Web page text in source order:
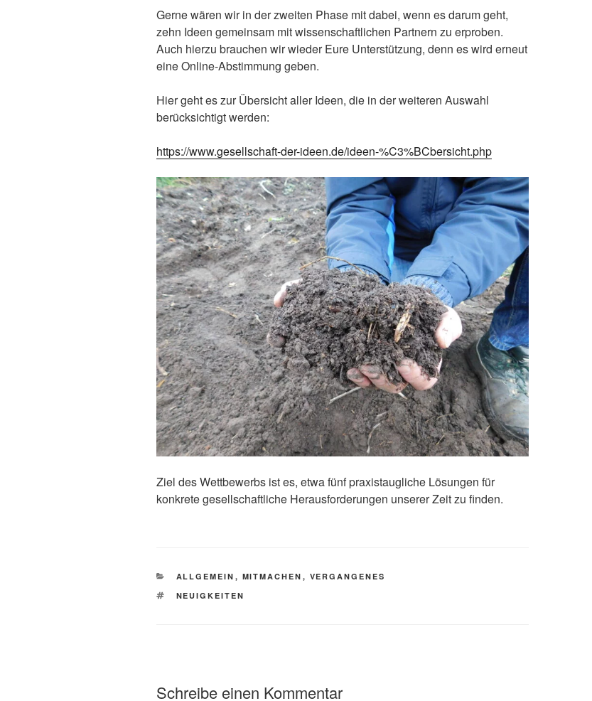
Gerne wären wir in der zweiten Phase mit dabei, wenn es darum geht,
zehn Ideen gemeinsam mit wissenschaftlichen Partnern zu erproben.
Auch hierzu brauchen wir wieder Eure Unterstützung, denn es wird erneut
eine Online-Abstimmung geben.
Hier geht es zur Übersicht aller Ideen, die in der weiteren Auswahl
berücksichtigt werden:
https://www.gesellschaft-der-ideen.de/ideen-%C3%BCbersicht.php
Ziel des Wettbewerbs ist es, etwa fünf praxistaugliche Lösungen für
konkrete gesellschaftliche Herausforderungen unserer Zeit zu finden.
KATEGORIEN
ALLGEMEIN , MITMACHEN , VERGANGENES
SCHLAGWÖRTER
NEUIGKEITEN
Schreibe einen Kommentar